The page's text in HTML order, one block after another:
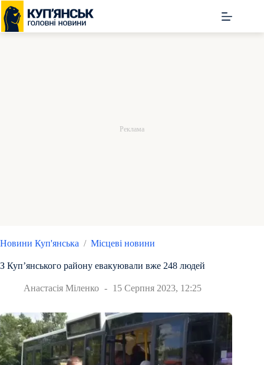
Перейти
до
вмісту
Новини Куп'янська / Місцеві новини
З Купʼянського району евакуювали вже 248 людей
Анастасія Міленко 15 Серпня 2023, 12:25